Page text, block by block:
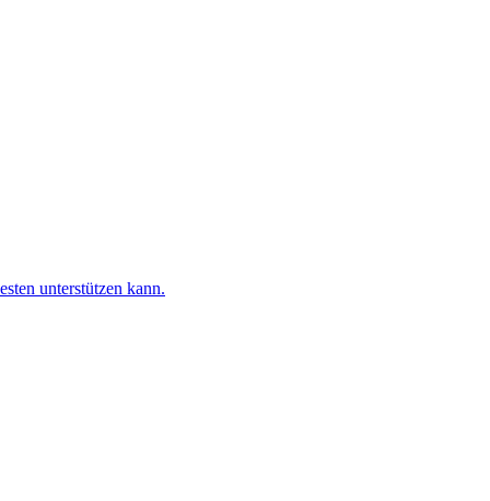
unterstützen kann.